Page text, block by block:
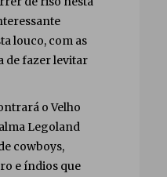
louco, com as
de fazer levitar
o Velho
Legoland
cowboys,
e índios que